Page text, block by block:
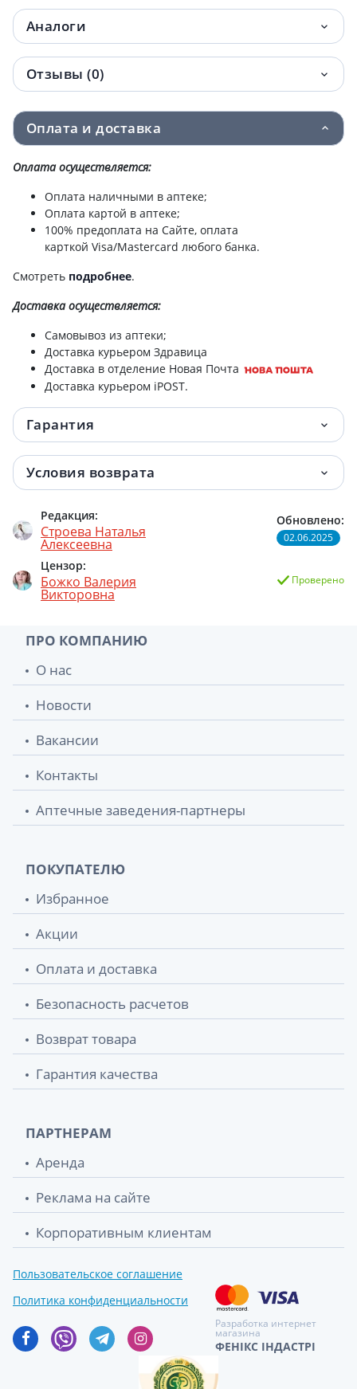
Аналоги
Отзывы (0)
Оплата и доставка
Оплата осуществляется:
Оплата наличными в аптеке;
Оплата картой в аптеке;
100% предоплата на Сайте, оплата
карткой Visa/Mastercard любого банка.
Смотреть подробнее.
Доставкаосуществляется:
Самовывоз из аптеки;
Доставка курьером Здравица
Доставка в отделение Новая Почта
Доставка курьером iPOST.
Гарантия
Условия возврата
Редакция:
Строева Наталья
Алексеевна
Цензор:
Божко Валерия
Викторовна
Обновлено:
02.06.2025
Проверено
ПРО КОМПАНИЮ
О нас
Новости
Вакансии
Контакты
Аптечные заведения-партнеры
ПОКУПАТЕЛЮ
Избранное
Акции
Оплата и доставка
Безопасность расчетов
Возврат товара
Гарантия качества
ПАРТНЕРАМ
Аренда
Реклама на сайте
Корпоративным клиентам
Пользовательское соглашение
Политика конфиденциальности
Разработка интернет
магазина
ФЕНІКС ІНДАСТРІ